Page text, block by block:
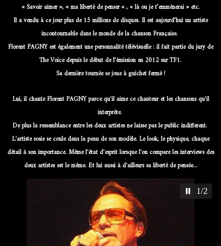
« Savoir aimer », « ma liberté de penser « , « là ou je t’emmènerai » etc.
Il a vendu à ce jour plus de 15 millions de disques. Il est aujourd’hui un artiste
incontournable dans le monde de la chanson Française.
Florent PAGNY est également une personnalité télévisuelle : il fait partie du jury de
The Voice depuis le début de l’émission en 2012 sur TF1.
Sa dernière tournée se joue à guichet fermé !
Lui, il chante Florent PAGNY parce qu'il aime ce chanteur et les chansons qu'il
interpréte.
De plus la ressemblance entre les deux artistes ne laisse pas le public indifferent.
L'artiste sosie se coule dans la peau de son modèle. Le look, le physique, chaque
détail à son importance. Même l'état d'esprit lorsque l'on compare les interviews des
deux artistes est le même. Et lui aussi à d'ailleurs sa liberté de pensée...
1/2